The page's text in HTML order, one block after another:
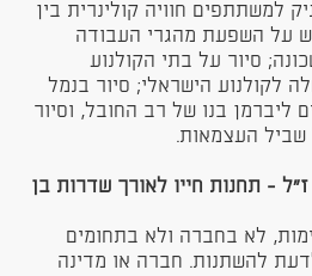
למשתתפים חוויה קולינרית בין
על השפעת מהגרי העבודה
סיור על בתי הקולנוע
לקולנוע הישראלי; סיור בנמל
בנו של רב החובל, וסיור
שביל העצמאות.
ז"ל - תחנות חייו לאורך שדרות בן
לא בחברה ולא בתחומים
להשתנות. חברה או מדינה